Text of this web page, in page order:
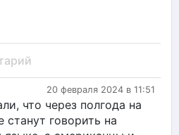
20 февраля 2024 в 11:51
что через полгода на
станут говорить на